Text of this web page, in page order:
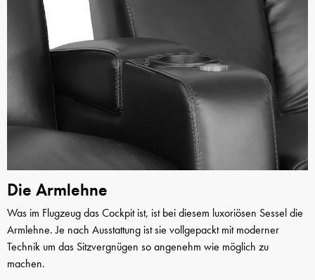
Die Armlehne
Was im Flugzeug das Cockpit ist, ist bei diesem luxoriösen Sessel die
Armlehne. Je nach Ausstattung ist sie vollgepackt mit moderner
Technik um das Sitzvergnügen so angenehm wie möglich zu
machen.